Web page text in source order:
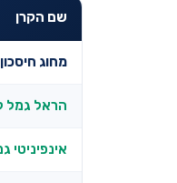
שם הקרן
מחוג
הראל גמל